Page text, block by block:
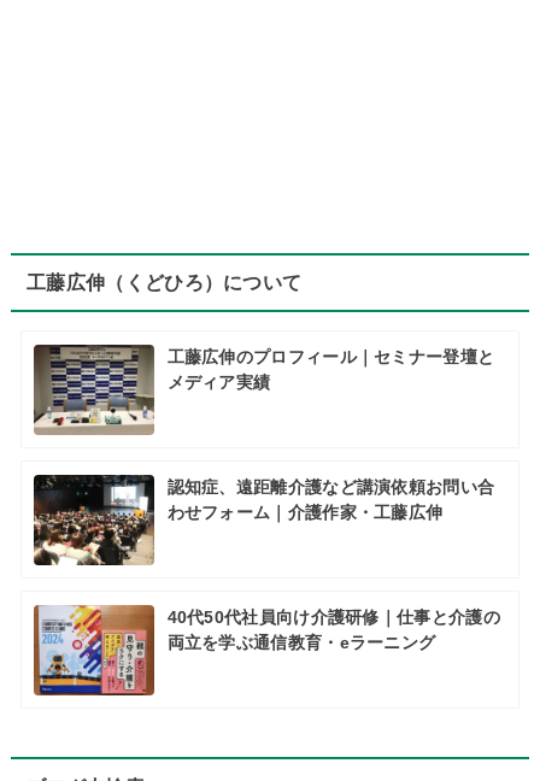
工藤広伸（くどひろ）について
工藤広伸のプロフィール｜セミナー登壇と
メディア実績
認知症、遠距離介護など講演依頼お問い合
わせフォーム｜介護作家・工藤広伸
40代50代社員向け介護研修｜仕事と介護の
両立を学ぶ通信教育・eラーニング